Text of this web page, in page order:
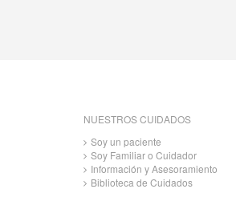
NUESTROS CUIDADOS
Soy un paciente
Soy Familiar o Cuidador
Información y Asesoramiento
Biblioteca de Cuidados